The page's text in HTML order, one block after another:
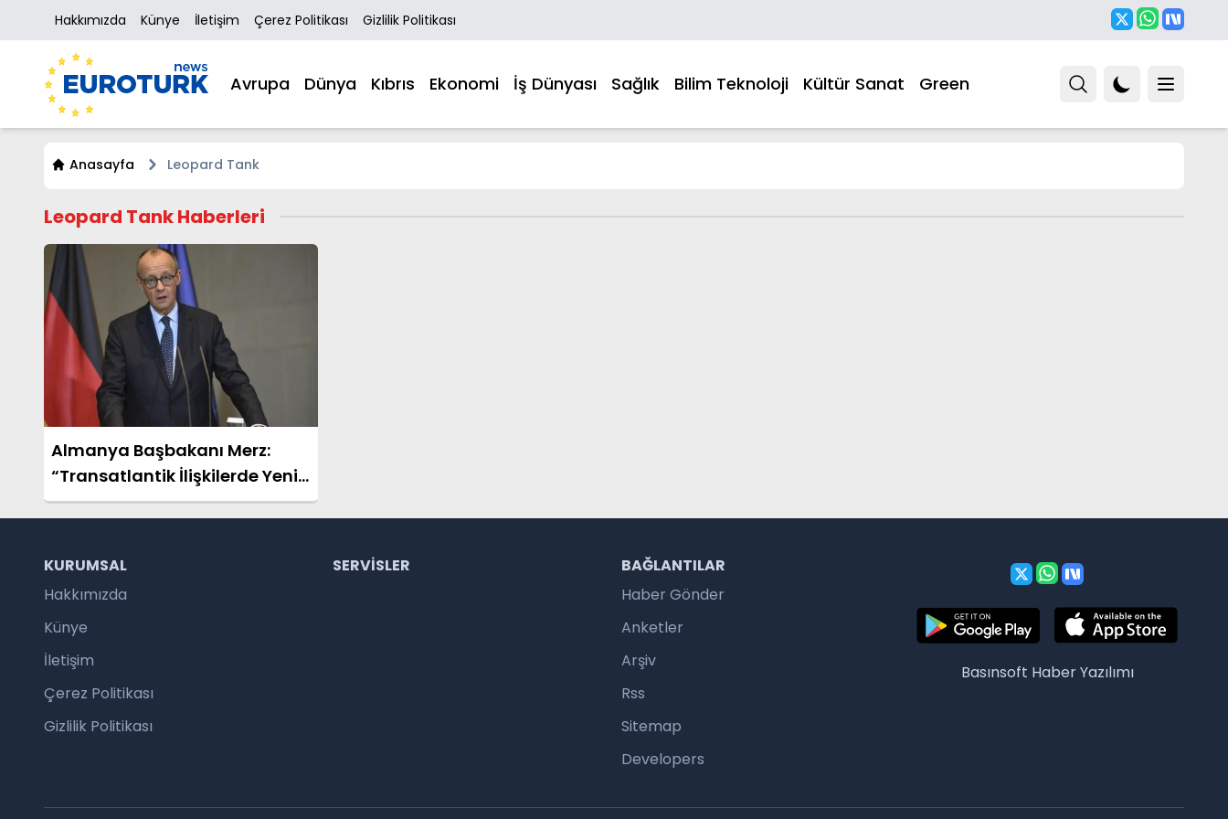
Hakkımızda Künye İletişim Çerez Politikası Gizlilik Politikası
Avrupa Dünya Kıbrıs Ekonomi İş Dünyası Sağlık Bilim Teknoloji Kültür Sanat Green
Anasayfa Leopard Tank
Leopard Tank Haberleri
Almanya Başbakanı Merz:
“Transatlantik İlişkilerde Yeni
Bir Döneme Giriyoruz”
KURUMSAL
Hakkımızda
Künye
İletişim
Çerez Politikası
Gizlilik Politikası
SERVISLER
BAĞLANTILAR
Haber Gönder
Anketler
Arşiv
Rss
Sitemap
Developers
Basınsoft Haber Yazılımı